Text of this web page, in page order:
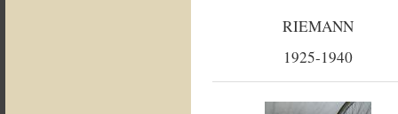
RIEMANN
1925-1940